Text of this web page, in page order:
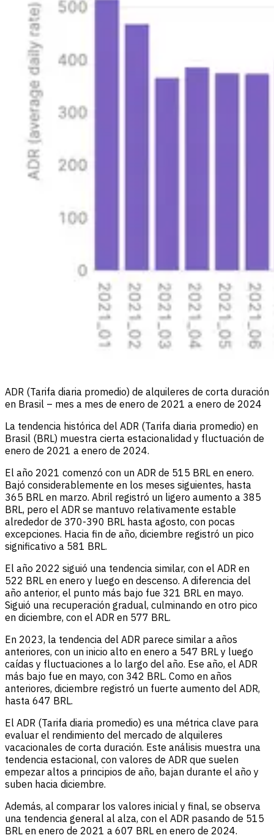
ADR (Tarifa diaria promedio) de alquileres de corta duración
en Brasil – mes a mes de enero de 2021 a enero de 2024
La tendencia histórica del ADR (Tarifa diaria promedio) en
Brasil (BRL) muestra cierta estacionalidad y fluctuación de
enero de 2021 a enero de 2024.
El año 2021 comenzó con un ADR de 515 BRL en enero.
Bajó considerablemente en los meses siguientes, hasta
365 BRL en marzo. Abril registró un ligero aumento a 385
BRL, pero el ADR se mantuvo relativamente estable
alrededor de 370-390 BRL hasta agosto, con pocas
excepciones. Hacia fin de año, diciembre registró un pico
significativo a 581 BRL.
El año 2022 siguió una tendencia similar, con el ADR en
522 BRL en enero y luego en descenso. A diferencia del
año anterior, el punto más bajo fue 321 BRL en mayo.
Siguió una recuperación gradual, culminando en otro pico
en diciembre, con el ADR en 577 BRL.
En 2023, la tendencia del ADR parece similar a años
anteriores, con un inicio alto en enero a 547 BRL y luego
caídas y fluctuaciones a lo largo del año. Ese año, el ADR
más bajo fue en mayo, con 342 BRL. Como en años
anteriores, diciembre registró un fuerte aumento del ADR,
hasta 647 BRL.
El ADR (Tarifa diaria promedio) es una métrica clave para
evaluar el rendimiento del mercado de alquileres
vacacionales de corta duración. Este análisis muestra una
tendencia estacional, con valores de ADR que suelen
empezar altos a principios de año, bajan durante el año y
suben hacia diciembre.
Además, al comparar los valores inicial y final, se observa
una tendencia general al alza, con el ADR pasando de 515
BRL en enero de 2021 a 607 BRL en enero de 2024.